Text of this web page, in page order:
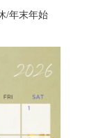
/年末年始